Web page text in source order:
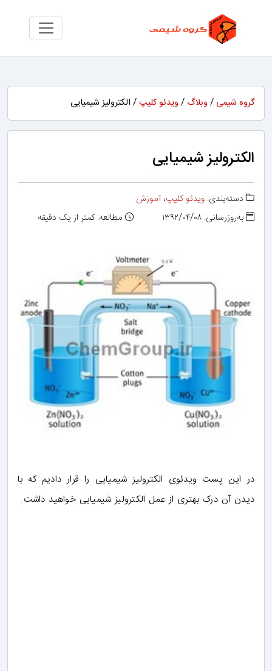
/وبلاگ/ویدئو کلیپ / الکترولیز شیمیایی
شیمیایی
ویدئو کلیپ ،آموزش
۱۳۹۲/۰۴/۰۸
مطالعه: کمتر از یک دقیقه
پست ویدئوی الکترولیز شیمیایی را قرار دادیم که با
درک بهتری از عمل الکترولیز شیمیایی خواهید داشت.